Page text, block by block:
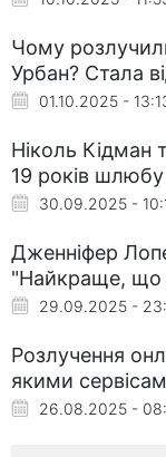
Чому
Урбан? Стала
01.10.2025 -
Ніколь Кідман
19 років шлюбу
30.09.2025 -
Дженніфер
"Найкраще, що
29.09.2025 -
Розлучення
якими
26.08.2025 -